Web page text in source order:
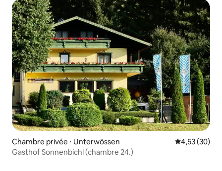
Chambre privée ⋅ Unterwössen Évaluation
4,53 (30)
Gasthof Sonnenbichl (chambre 24.)